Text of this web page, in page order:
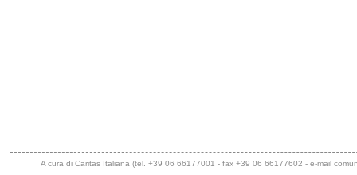
A cura di Caritas Italiana (tel. +39 06 66177001 - fax +39 06 66177602 - e-mail